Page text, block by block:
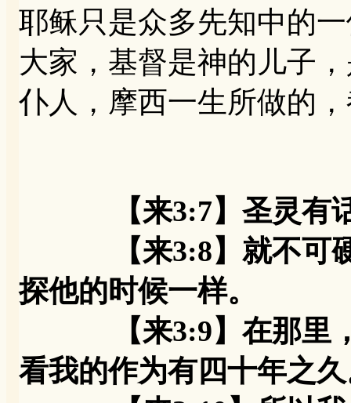
耶稣只是众多先知中的
大家，基督是神的儿子
仆人，摩西一生所做的
【来3:7】圣灵
【来3:8】就不可硬
探他的时候一样。
【来3:9】在那里，
看我的作为有四十年之